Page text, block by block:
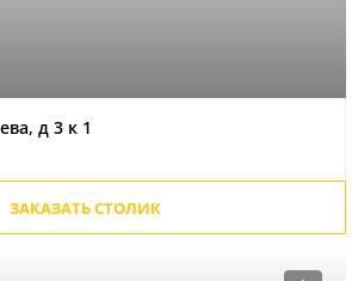
д 3 к 1
ЗАКАЗАТЬ СТОЛИК